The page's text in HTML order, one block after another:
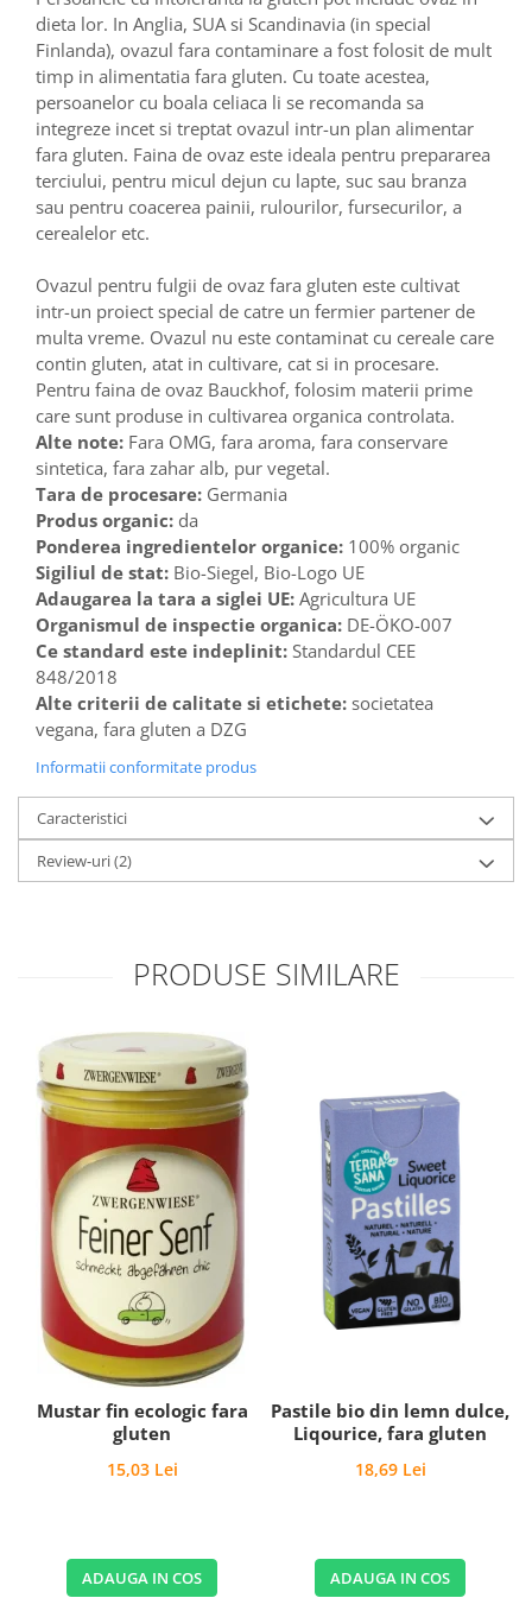
dieta lor. In Anglia, SUA si Scandinavia (in special
Finlanda), ovazul fara contaminare a fost folosit de mult
timp in alimentatia fara gluten. Cu toate acestea,
persoanelor cu boala celiaca li se recomanda sa
integreze incet si treptat ovazul intr-un plan alimentar
fara gluten. Faina de ovaz este ideala pentru prepararea
terciului, pentru micul dejun cu lapte, suc sau branza
sau pentru coacerea painii, rulourilor, fursecurilor, a
cerealelor etc.
Ovazul pentru fulgii de ovaz fara gluten este cultivat
intr-un proiect special de catre un fermier partener de
multa vreme. Ovazul nu este contaminat cu cereale care
contin gluten, atat in ​​cultivare, cat si in procesare.
Pentru faina de ovaz Bauckhof, folosim materii prime
care sunt produse in cultivarea organica controlata.
Alte note: Fara OMG, fara aroma, fara conservare
sintetica, fara zahar alb, pur vegetal.
Tara de procesare: Germania
Produs organic: da
Ponderea ingredientelor organice: 100% organic
Sigiliul de stat: Bio-Siegel, Bio-Logo UE
Adaugarea la tara a siglei UE: Agricultura UE
Organismul de inspectie organica: DE-ÖKO-007
Ce standard este indeplinit: Standardul CEE
848/2018
Alte criterii de calitate si etichete: societatea
vegana, fara gluten a DZG
Informatii conformitate produs
Caracteristici
Review-uri(2)
PRODUSE SIMILARE
Mustar fin ecologic fara
gluten
15,03 Lei
ADAUGA IN COS
Pastile bio din lemn dulce,
Liqourice, fara gluten
18,69 Lei
ADAUGA IN COS